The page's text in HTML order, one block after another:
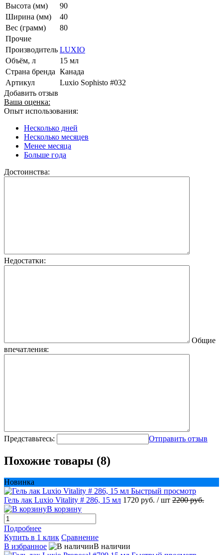
Высота (мм)
90
Ширина (мм)
40
Вес (грамм)
80
Прочие
Производитель LUXIO
Объём, л
15 мл
Страна бренда Канада
Артикул
Luxio Sophisto #032
Добавить отзыв
Ваша оценка:
Опыт использования:
Несколько дней
Несколько месяцев
Менее месяца
Больше года
Достоинства:
Недостатки:
Общие
впечатления:
Представьтесь: Отправить отзыв
Похожие товары (8)
Новинка
Быстрый просмотр
Гель лак Luxio Vitality # 286, 15 мл 1720 руб. / шт 2200 руб.
В корзину
Подробнее
Купить в 1 клик Сравнение
В избранное
В наличии